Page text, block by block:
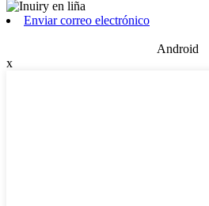
Enviar correo electrónico
Android
x